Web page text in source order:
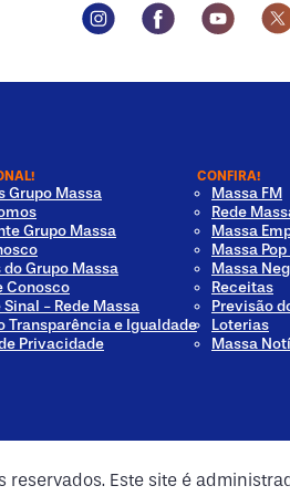
Instagram Social
Facebook
Grupo Massa
Grupo Massa
Grupo Massa
Conosco
Sinal - Rede Massa
Transparência e Igualdade
Privacidade
CONFIRA!
Massa FM
Rede
Massa
Massa Pop
Massa
Receitas
Previsão
Loterias
Massa
Este site é